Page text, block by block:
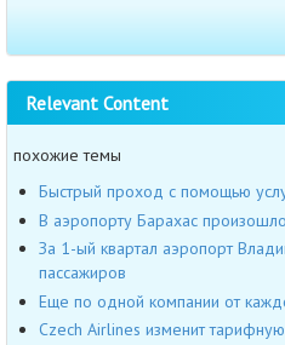
Relevant Content
похожие темы
Быстрый проход с помощью
В аэропорту Барахас
За 1-ый квартал аэропорт
пассажиров
Еще по одной компании от
Czech Airlines изменит